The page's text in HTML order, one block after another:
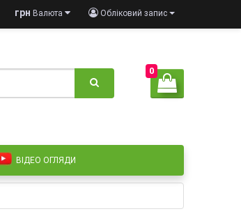
Обліковий запис
грн Валюта
0
ВІДЕО ОГЛЯДИ